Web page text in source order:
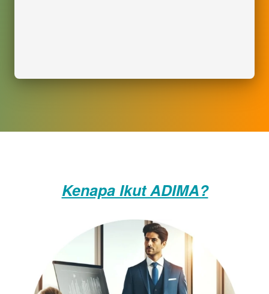
Kenapa Ikut ADIMA?